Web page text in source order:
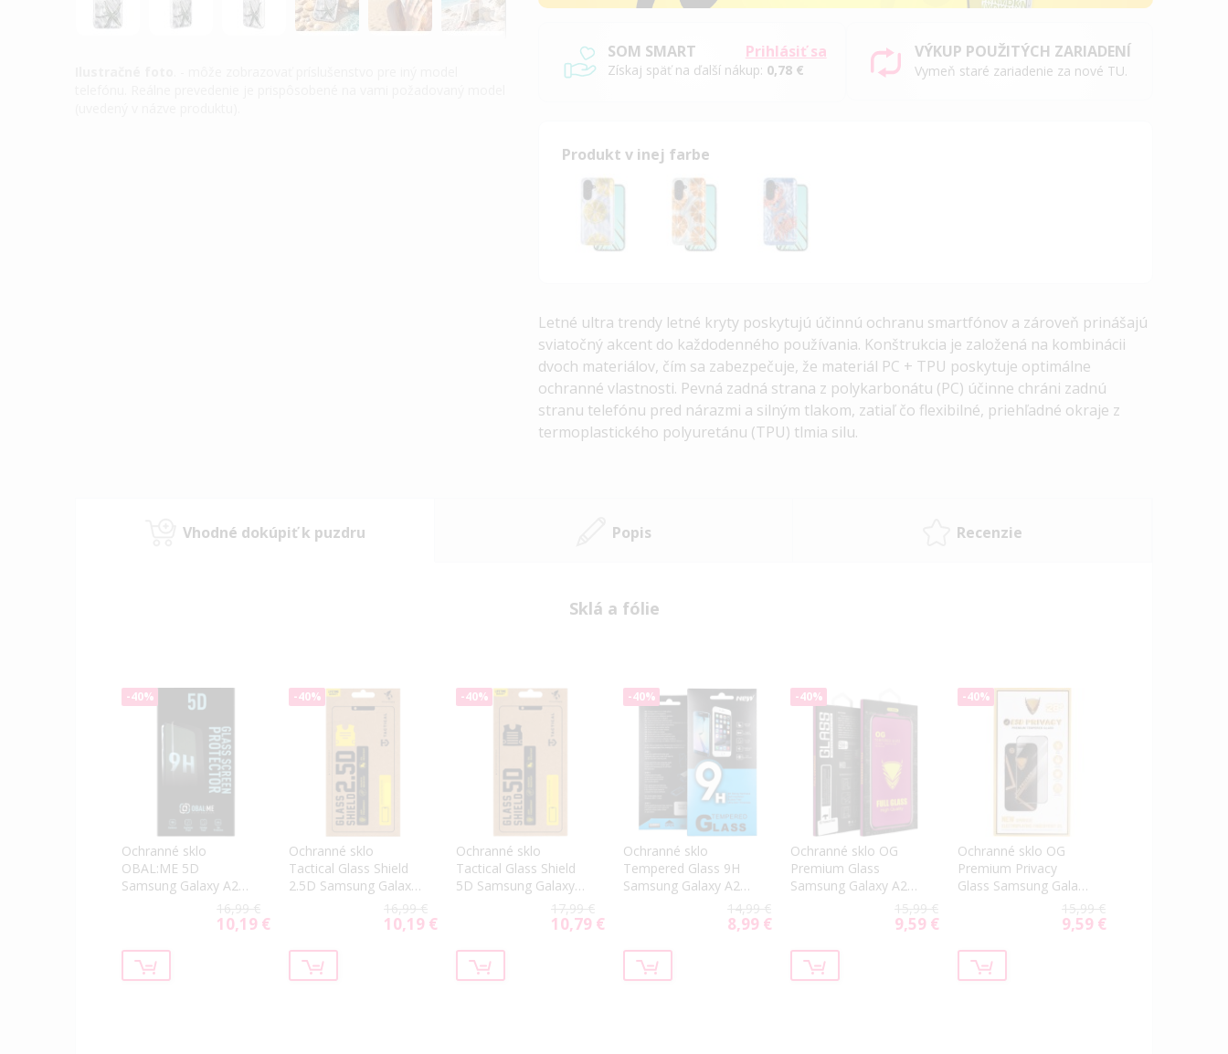
Prihlásiť sa
SOM SMART
Získaj späť na ďalší nákup: 0,78 €
VÝKUP POUŽITÝCH ZARIADENÍ
Vymeň staré zariadenie za nové TU.
Produkt v inej farbe
Letné ultra trendy letné kryty poskytujú účinnú ochranu smartfónov a zároveň prinášajú
sviatočný akcent do každodenného používania. Konštrukcia je založená na kombinácii
dvoch materiálov, čím sa zabezpečuje, že materiál PC + TPU poskytuje optimálne
ochranné vlastnosti. Pevná zadná strana z polykarbonátu (PC) účinne chráni zadnú
stranu telefónu pred nárazmi a silným tlakom, zatiaľ čo flexibilné, priehľadné okraje z
termoplastického polyuretánu (TPU) tlmia silu.
Vhodné dokúpiť k puzdru Popis Recenzie
Sklá a fólie
-40%
Ochranné sklo
OBAL:ME 5D
Samsung Galaxy A26
16,99 €
Special
10,19 €
-40%
Ochranné sklo
Tactical Glass Shield
2.5D Samsung Galaxy
A16 4G/5G/A26 5G16,99 €
Special
10,19 €
-40%
Ochranné sklo
Tactical Glass Shield
5D Samsung Galaxy
A16 4G/5G/A26 5G17,99 €
Special
10,79 €
-40%
Ochranné sklo
Tempered Glass 9H
Samsung Galaxy A26
14,99 €
Special
8,99 €
-40%
Ochranné sklo OG
Premium Glass
Samsung Galaxy A26
15,99 €
Special
9,59 €
-40%
Ochranné sklo OG
Premium Privacy
Glass Samsung Galaxy
A26 5G A266 čierne15,99 €
Special
9,59 €